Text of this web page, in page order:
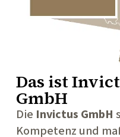
Das ist
GmbH
Die Invictus GmbH
Kompetenz und